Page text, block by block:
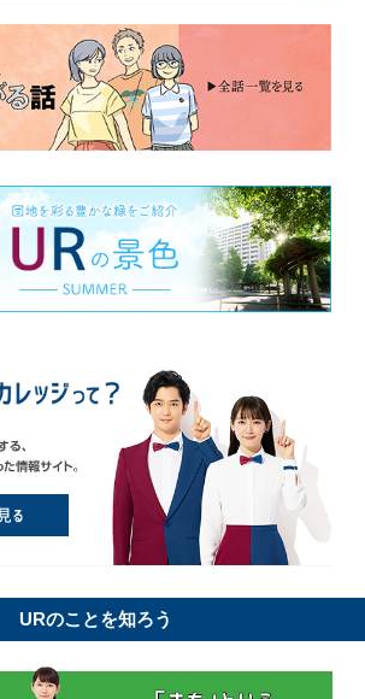
URのことを知ろう